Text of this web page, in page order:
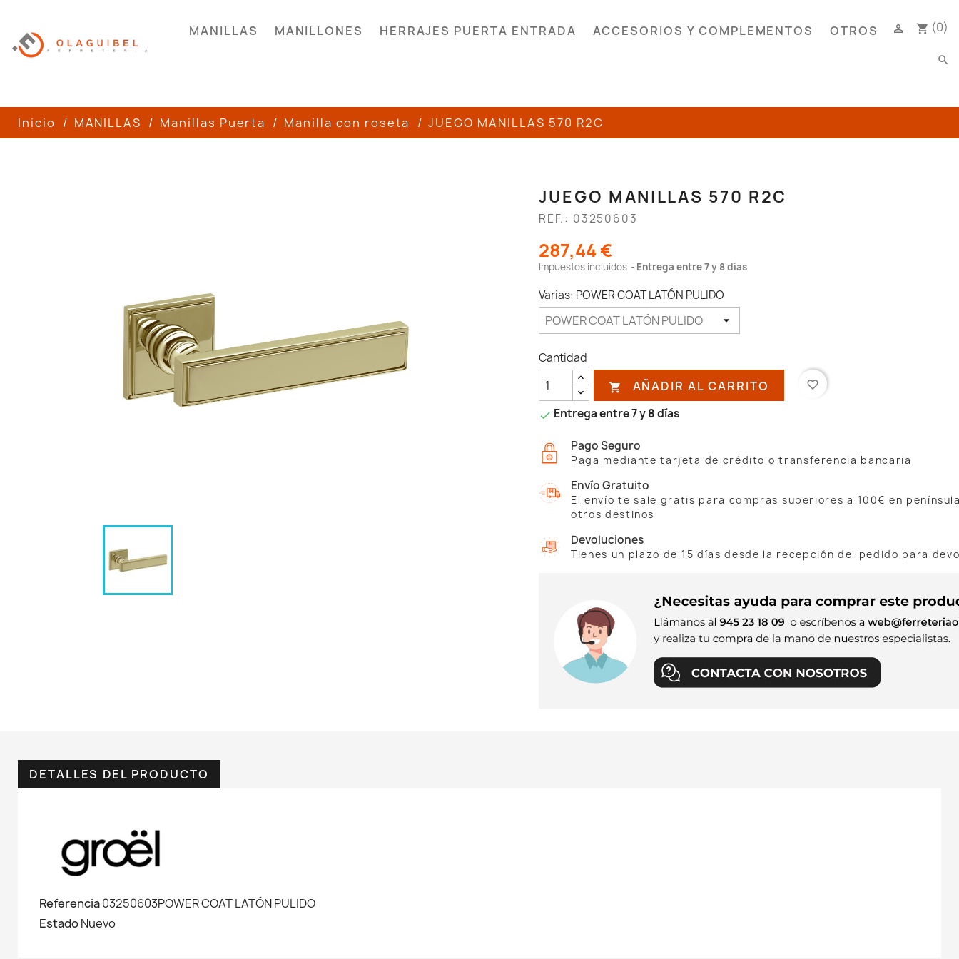
MANILLAS MANILLONES HERRAJES PUERTA ENTRADA ACCESORIOS Y COMPLEMENTOS OTROS shopping_cart (0)

search
Inicio MANILLAS Manillas Puerta Manilla con roseta JUEGO MANILLAS 570 R2C
JUEGO MANILLAS 570 R2C
REF.: 03250603
287,44 €
Impuestos incluidos Entrega entre 7 y 8 días
Varias: POWER COAT LATÓN PULIDO
Cantidad
 AÑADIR AL CARRITO favorite_border
 Entrega entre 7 y 8 días
Pago Seguro
Paga mediante tarjeta de crédito o transferencia bancaria
Envío Gratuito
El envío te sale gratis para compras superiores a 100€ en
otros destinos
Devoluciones
Tienes un plazo de 15 días desde la recepción del pedido para
DETALLES DEL PRODUCTO
Referencia03250603POWER COAT LATÓN PULIDO
EstadoNuevo